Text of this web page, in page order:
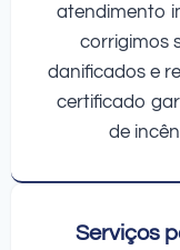
atendimento
corrigimos
danificados e
certificado
de
Serviços